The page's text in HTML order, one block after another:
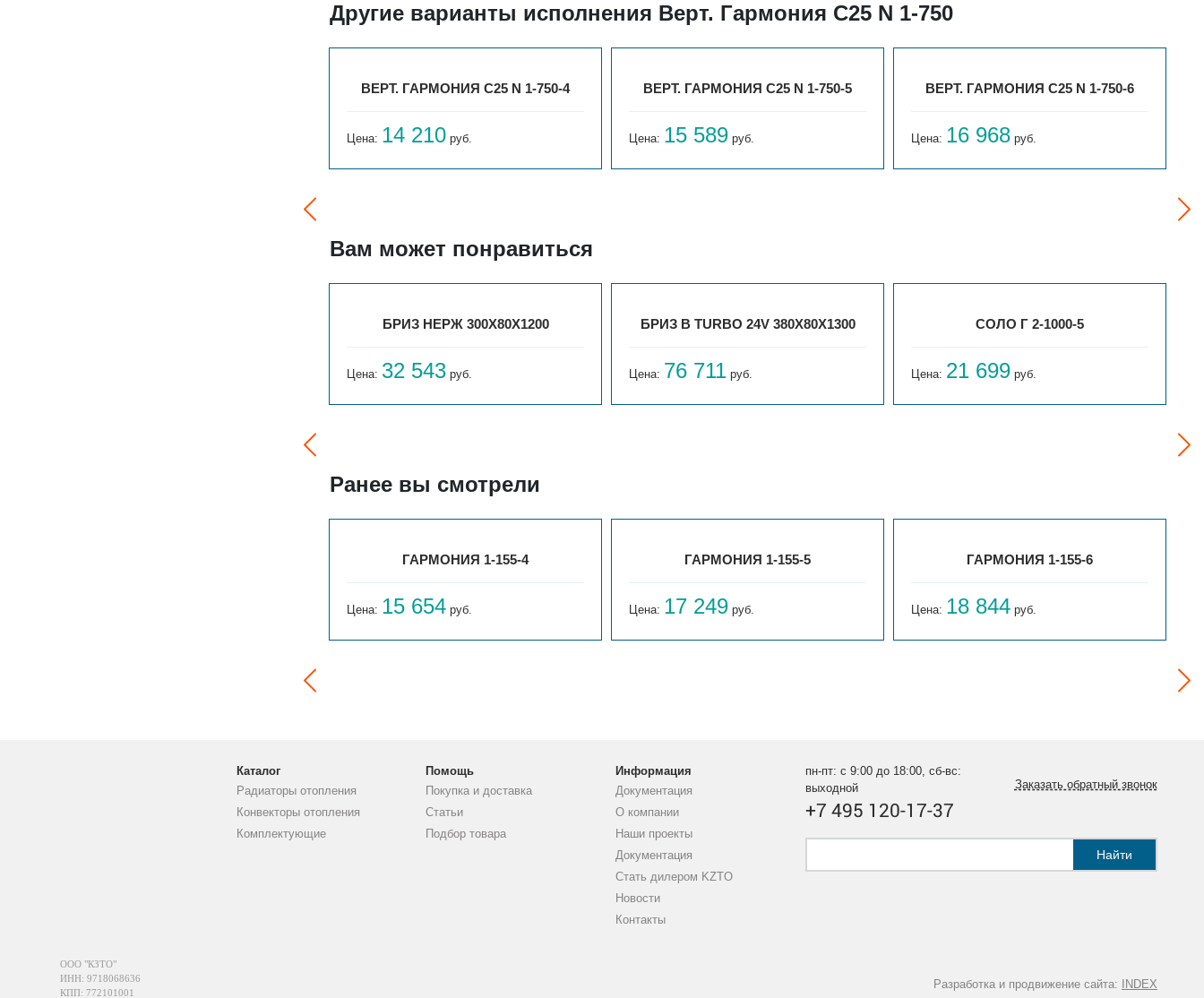
Другие варианты исполнения Верт. Гармония С25 N 1-750
ВЕРТ. ГАРМОНИЯ С25 N 1-750-4
Цена: 14 210 руб.
ВЕРТ. ГАРМОНИЯ С25 N 1-750-5
Цена: 15 589 руб.
ВЕРТ. ГАРМОНИЯ С25 N 1-750-6
Цена: 16 968 руб.
Вам может понравиться
БРИЗ НЕРЖ 300Х80Х1200
Цена: 32 543 руб.
БРИЗ В TURBO 24V 380Х80Х1300
Цена: 76 711 руб.
СОЛО Г 2-1000-5
Цена: 21 699 руб.
Ранее вы смотрели
ГАРМОНИЯ 1-155-4
Цена: 15 654 руб.
ГАРМОНИЯ 1-155-5
Цена: 17 249 руб.
ГАРМОНИЯ 1-155-6
Цена: 18 844 руб.
Каталог
Радиаторы отопления
Конвекторы отопления
Комплектующие
Помощь
Покупка и доставка
Статьи
Подбор товара
Информация
Документация
О компании
Наши проекты
Документация
Стать дилером KZTO
Новости
Контакты
пн-пт: с 9:00 до 18:00, сб-вс:
выходной
+7 495 120-17-37
Заказать обратный звонок
Найти
Разработка и продвижение сайта: INDEX
ООО "КЗТО"
ИНН: 9718068636
КПП: 772101001